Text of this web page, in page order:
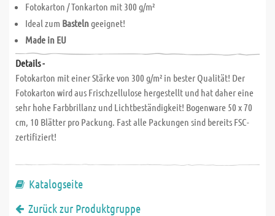
Fotokarton / Tonkarton mit 300 g/m²
Ideal zum Bastelngeeignet!
Made in EU
Details -
Fotokarton mit einer Stärke von 300 g/m² in bester Qualität! Der
Fotokarton wird aus Frischzellulose hergestellt und hat daher eine
sehr hohe Farbbrillanz und Lichtbeständigkeit! Bogenware 50 x 70
cm, 10 Blätter pro Packung. Fast alle Packungen sind bereits FSC-
zertifiziert!
Katalogseite
Zurück zur Produktgruppe